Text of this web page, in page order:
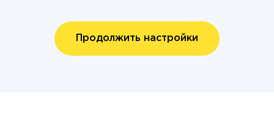
Продолжить настройки